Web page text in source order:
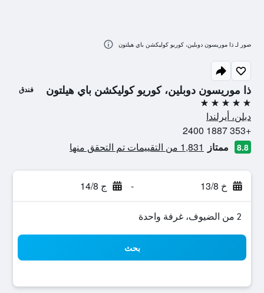
ذا موريسون دوبلين، كوريو كوليكشن باي هيلتون فندق
5 نجوم
دبلن، أيرلندا
+353 1887 2400
8.8 ممتاز 1,831 من التقييمات تم التحقق منها
خ 13/8 - ج 14/8
2 من الضيوف، غرفة واحدة
بحث
صور لـ ذا موريسون دوبلين، كوريو كوليكشن باي هيلتون